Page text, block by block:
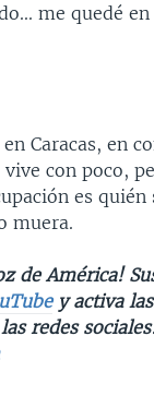
me quedé en
Caracas, en
con poco,
es quién
muera.
de América!
y activa
redes